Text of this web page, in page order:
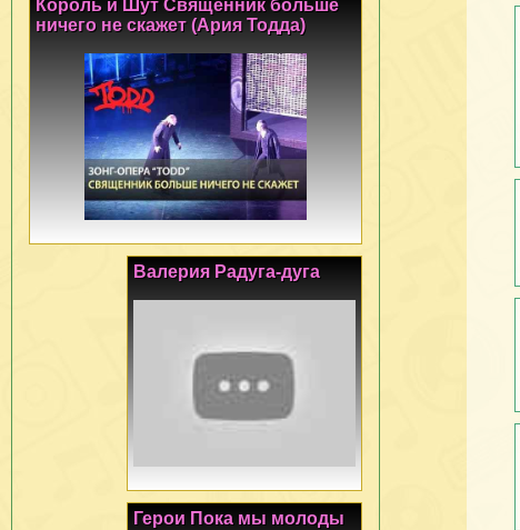
Король и Шут Священник больше
ничего не скажет (Ария Тодда)
Валерия Радуга-дуга
Герои Пока мы молоды